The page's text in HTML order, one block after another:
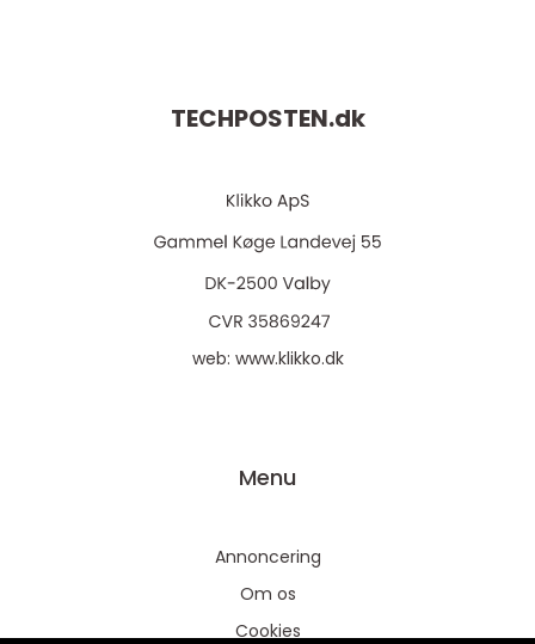
TECHPOSTEN.dk
web: www.klikko.dk
Menu
Annoncering
Om os
Cookies